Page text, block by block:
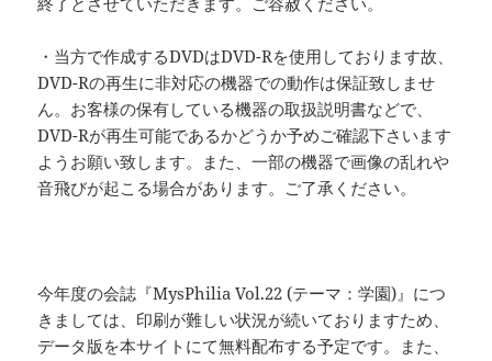
・当方で作成するDVDはDVD-Rを使用しております故、
DVD-Rの再生に非対応の機器での動作は保証致しませ
ん。お客様の保有している機器の取扱説明書などで、
DVD-Rが再生可能であるかどうか予めご確認下さいます
ようお願い致します。また、一部の機器で画像の乱れや
音飛びが起こる場合があります。ご了承ください。
今年度の会誌『MysPhilia Vol.22 (テーマ：学園)』につ
きましては、印刷が難しい状況が続いておりますため、
データ版を本サイトにて無料配布する予定です。また、